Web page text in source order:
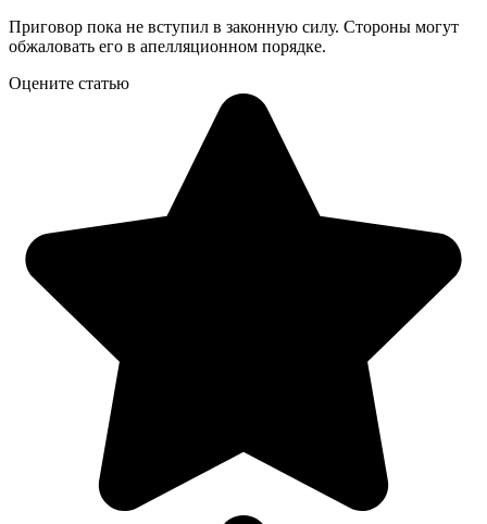
Приговор пока не вступил в законную силу. Стороны могут
обжаловать его в апелляционном порядке.
Оцените статью